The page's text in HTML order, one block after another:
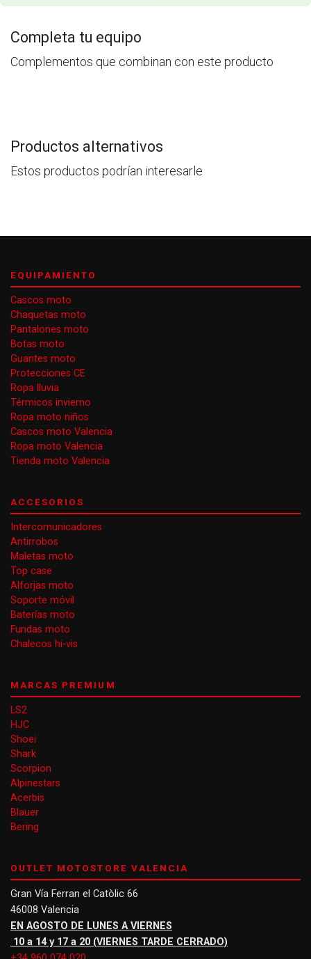
Completa tu equipo
Complementos que combinan con este producto
Productos alternativos
Estos productos podrían interesarle
EQUIPAMIENTO
Cascos moto
Chaquetas moto
Pantalones moto
Botas moto
Guantes moto
Protecciones CE
Ropa lluvia
Térmicos invierno
Ropa moto niños
Cascos moto Valencia
Ropa moto Valencia
Tienda moto Valencia
ACCESORIOS
Intercomunicadores
Antirrobos
Maletas moto
Top case
Alforjas moto
Soporte móvil
Baterías moto
Fundas moto
Chalecos hi-vis
MARCAS PREMIUM
LS2
HJC
Shoei
Shark
Scorpion
Alpinestars
Acerbis
Blauer
Bering
OUTLET MOTOSTORE VALENCIA
Gran Vía Ferran el Catòlic 66
46008 Valencia
EN AGOSTO DE LUNES A VIERNES
10 a 14 y 17 a 20 (VIERNES TARDE CERRADO)